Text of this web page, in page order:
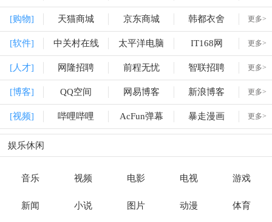
[购物] 天猫商城 京东商城 韩都衣舍 更多>
[软件] 中关村在线 太平洋电脑 IT168网 更多>
[人才] 网隆招聘 前程无忧 智联招聘 更多>
[博客] QQ空间 网易博客 新浪博客 更多>
[视频] 哔哩哔哩 AcFun弹幕 暴走漫画 更多>
娱乐休闲
音乐 视频 电影 电视 游戏
新闻 小说 图片 动漫 体育